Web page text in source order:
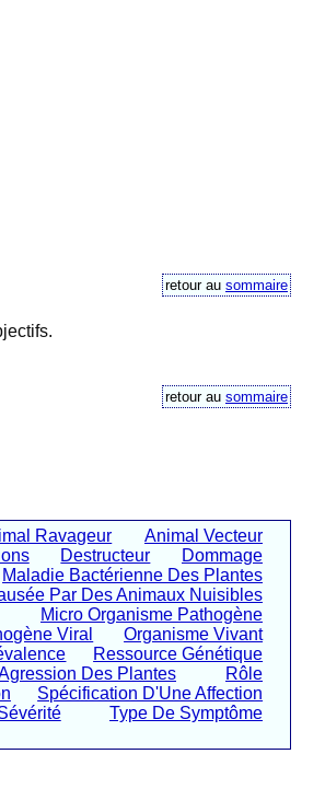
retour au sommaire
retour au sommaire
Ravageur
Animal Vecteur
Destructeur
Dommage
Maladie Bactérienne Des Plantes
Par Des Animaux Nuisibles
Micro Organisme Pathogène
Viral
Organisme Vivant
Ressource Génétique
Des Plantes
Rôle
Spécification D'Une Affection
Type De Symptôme